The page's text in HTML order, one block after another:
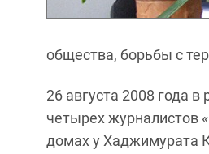
общества, борьбы с
26 августа 2008 года
четырех журналистов
домах у Хаджимурата